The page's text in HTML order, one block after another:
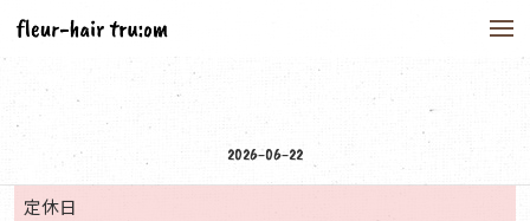
2026-06-22
定休日